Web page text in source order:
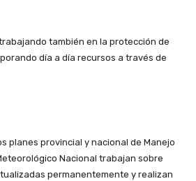
también en la protección de
día a día recursos a través de
planes provincial y nacional de Manejo
Nacional trabajan sobre
permanentemente y realizan